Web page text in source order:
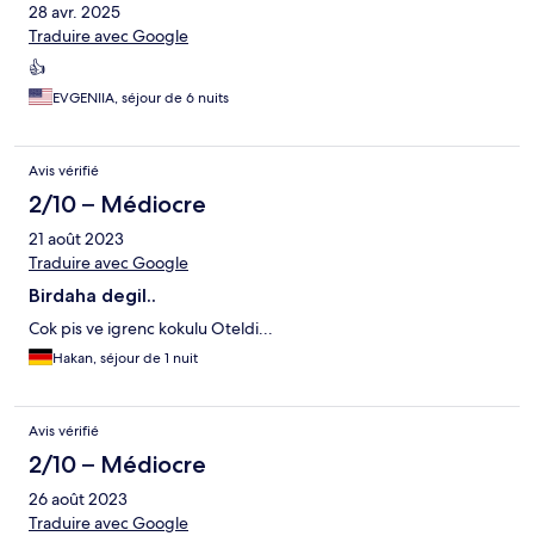
28 avr. 2025
Traduire avec Google
👍
EVGENIIA, séjour de 6 nuits
Avis vérifié
2/10 – Médiocre
21 août 2023
Traduire avec Google
Birdaha degil..
Cok pis ve igrenc kokulu Oteldi...
Hakan, séjour de 1 nuit
Avis vérifié
2/10 – Médiocre
26 août 2023
Traduire avec Google